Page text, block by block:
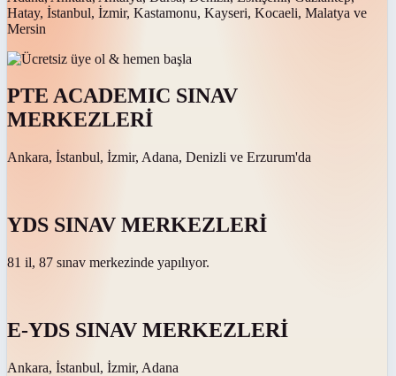
Hatay, İstanbul, İzmir, Kastamonu, Kayseri, Kocaeli, Malatya ve
Mersin
PTE ACADEMIC SINAV
MERKEZLERİ
Ankara, İstanbul, İzmir, Adana, Denizli ve Erzurum'da
YDS SINAV MERKEZLERİ
81 il, 87 sınav merkezinde yapılıyor.
E-YDS SINAV MERKEZLERİ
Ankara, İstanbul, İzmir, Adana